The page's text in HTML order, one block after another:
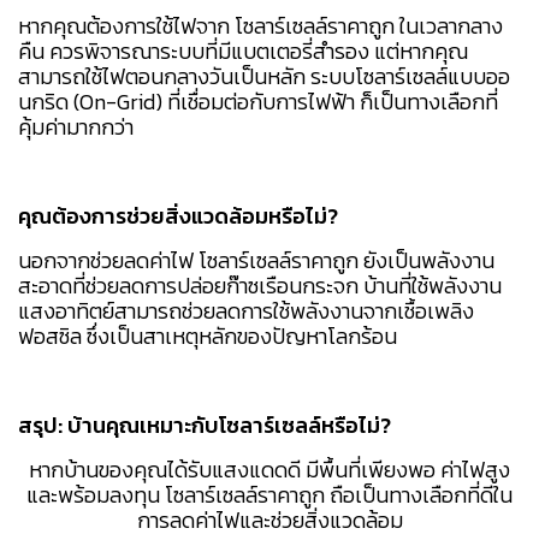
หากคุณต้องการใช้ไฟจาก โซลาร์เซลล์ราคาถูก ในเวลากลาง
คืน ควรพิจารณาระบบที่มีแบตเตอรี่สำรอง แต่หากคุณ
สามารถใช้ไฟตอนกลางวันเป็นหลัก ระบบโซลาร์เซลล์แบบออ
นกริด (On-Grid) ที่เชื่อมต่อกับการไฟฟ้า ก็เป็นทางเลือกที่
คุ้มค่ามากกว่า
คุณต้องการช่วยสิ่งแวดล้อมหรือไม่?
นอกจากช่วยลดค่าไฟ โซลาร์เซลล์ราคาถูก ยังเป็นพลังงาน
สะอาดที่ช่วยลดการปล่อยก๊าซเรือนกระจก บ้านที่ใช้พลังงาน
แสงอาทิตย์สามารถช่วยลดการใช้พลังงานจากเชื้อเพลิง
ฟอสซิล ซึ่งเป็นสาเหตุหลักของปัญหาโลกร้อน
สรุป: บ้านคุณเหมาะกับโซลาร์เซลล์หรือไม่?
หากบ้านของคุณได้รับแสงแดดดี มีพื้นที่เพียงพอ ค่าไฟสูง
และพร้อมลงทุน โซลาร์เซลล์ราคาถูก ถือเป็นทางเลือกที่ดีใน
การลดค่าไฟและช่วยสิ่งแวดล้อม